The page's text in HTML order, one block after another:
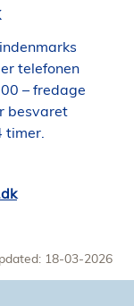
telefonen
– fredage
besvaret
timer.
18-03-2026